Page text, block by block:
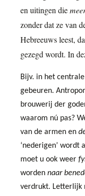
en uitingen die
zonder dat ze van
Hebreeuws leest,
gezegd wordt. In
Bijv. in het centrale
gebeuren.
brouwerij der
waarom nú pas?
van de armen en
‘nederigen’ wordt
moet u ook weer
worden naar
verdrukt. Letterlijk